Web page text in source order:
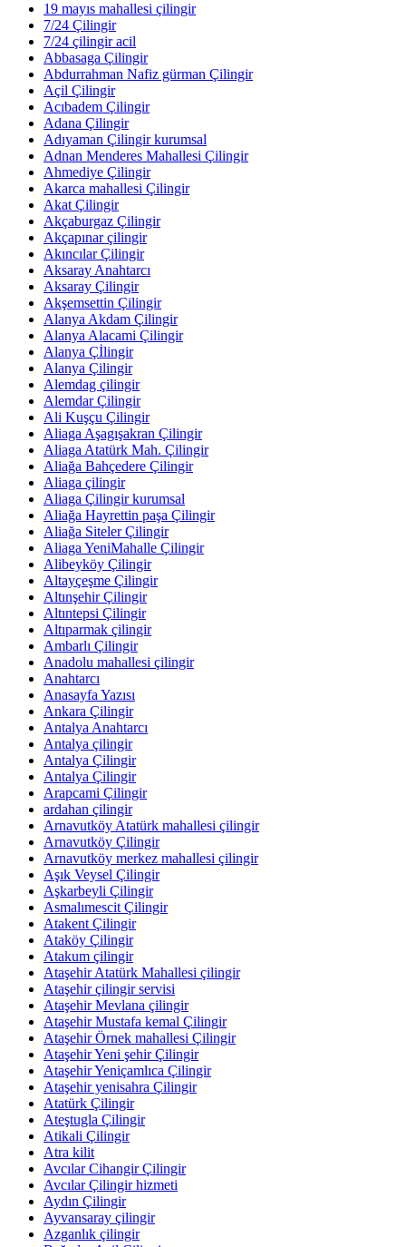
19 mayıs mahallesi çilingir
7/24 Çilingir
7/24 çilingir acil
Abbasaga Çilingir
Abdurrahman Nafiz gürman Çilingir
Açil Çilingir
Acıbadem Çilingir
Adana Çilingir
Adıyaman Çilingir kurumsal
Adnan Menderes Mahallesi Çilingir
Ahmediye Çilingir
Akarca mahallesi Çilingir
Akat Çilingir
Akçaburgaz Çilingir
Akçapınar çilingir
Akıncılar Çilingir
Aksaray Anahtarcı
Aksaray Çilingir
Akşemsettin Çilingir
Alanya Akdam Çilingir
Alanya Alacami Çilingir
Alanya Çİlingir
Alanya Çilingir
Alemdag çilingir
Alemdar Çilingir
Ali Kuşçu Çilingir
Aliaga Aşagışakran Çilingir
Aliaga Atatürk Mah. Çilingir
Aliağa Bahçedere Çilingir
Aliaga çilingir
Aliaga Çilingir kurumsal
Aliağa Hayrettin paşa Çilingir
Aliağa Siteler Çilingir
Aliaga YeniMahalle Çilingir
Alibeyköy Çilingir
Altayçeşme Çilingir
Altınşehir Çilingir
Altıntepsi Çilingir
Altıparmak çilingir
Ambarlı Çilingir
Anadolu mahallesi çilingir
Anahtarcı
Anasayfa Yazısı
Ankara Çilingir
Antalya Anahtarcı
Antalya çilingir
Antalya Çilingir
Antalya Çilingir
Arapcami Çilingir
ardahan çilingir
Arnavutköy Atatürk mahallesi çilingir
Arnavutköy Çilingir
Arnavutköy merkez mahallesi çilingir
Aşık Veysel Çilingir
Aşkarbeyli Çilingir
Asmalımescit Çilingir
Atakent Çilingir
Ataköy Çilingir
Atakum çilingir
Ataşehir Atatürk Mahallesi çilingir
Ataşehir çilingir servisi
Ataşehir Mevlana çilingir
Ataşehir Mustafa kemal Çilingir
Ataşehir Örnek mahallesi Çilingir
Ataşehir Yeni şehir Çilingir
Ataşehir Yeniçamlıca Çilingir
Ataşehir yenisahra Çilingir
Atatürk Çilingir
Ateştugla Çilingir
Atikali Çilingir
Atra kilit
Avcılar Cihangir Çilingir
Avcılar Çilingir hizmeti
Aydın Çilingir
Ayvansaray çilingir
Azganlık çilingir